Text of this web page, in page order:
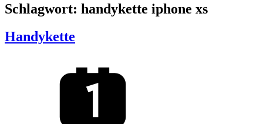
Schlagwort: handykette iphone xs
Handykette